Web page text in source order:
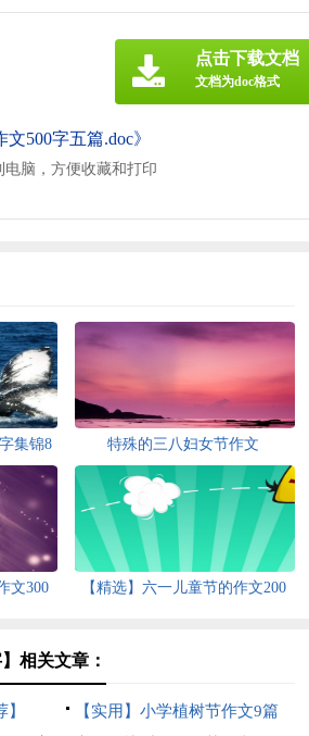
500字五篇.doc》
电脑，方便收藏和打印
点击下载文档
文档为doc格式
集锦8
特殊的三八妇女节作文
文300
【精选】六一儿童节的作文200
相关文章：
【实用】小学植树节作文9篇